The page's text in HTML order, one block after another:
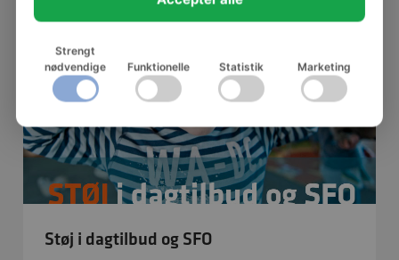
Støj i dagtilbud og SFO
Strengt
nødvendige
Funktionelle Statistik Marketing